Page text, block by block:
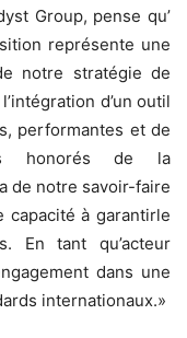
Group, pense qu’
représente une
notre stratégie de
d’un outil
performantes et de
honorés de la
de notre savoir-faire
à garantirle
En tant qu’acteur
dans une
internationaux.»